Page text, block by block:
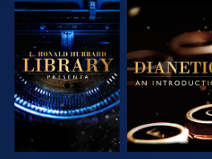
EXPLORA LAS
SERIES
EXPLORA
SERIES